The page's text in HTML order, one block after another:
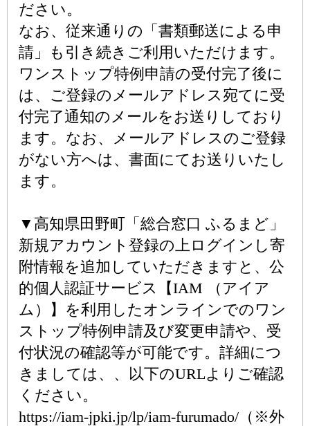
ださい。
なお、従来通りの「書類郵送による申
請」も引き続きご利用いただけます。
ワンストップ特例申請の受付完了後に
は、ご登録のメールアドレス宛てに受
付完了通知のメールをお送りしており
ます。なお、メールアドレスのご登録
がない方へは、書面にてお送りいたし
ます。
▼高知県田野町「総合窓口 ふるまど」
新規アカウント登録の上ログインし寄
附情報を追加していただきますと、公
的個人認証サービス【IAM （アイア
ム）】を利用したオンラインでのワン
ストップ特例申請及び変更申請や、受
付状況の確認等が可能です。詳細につ
きましては、、以下のURLよりご確認
ください。
https://iam-jpki.jp/lp/iam-furumado/（※外